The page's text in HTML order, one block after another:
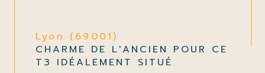
Lyon (69001)
CHARME DE L'ANCIEN POUR CE
T3 IDÉALEMENT SITUÉ